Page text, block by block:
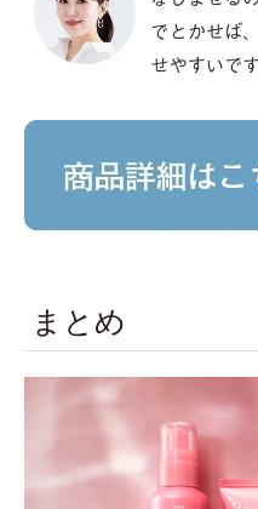
まとめ